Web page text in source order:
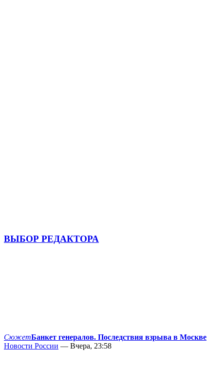
ВЫБОР РЕДАКТОРА
СюжетБанкет генералов. Последствия взрыва в Москве
Новости России — Вчера, 23:58